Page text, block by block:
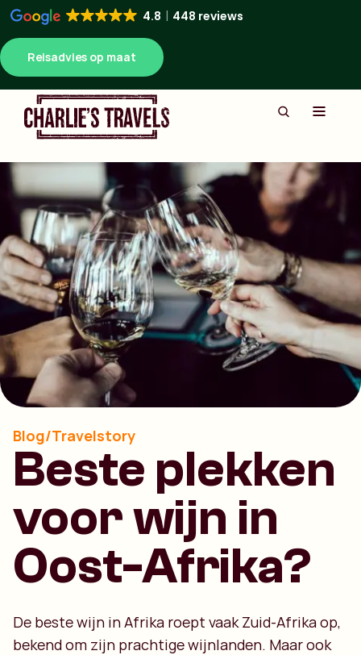
4.8 448 reviews
Reisadvies op maat
Blog/Travelstory
Beste plekken
voor wijn in
Oost-Afrika?
De beste wijn in Afrika roept vaak Zuid-Afrika op,
bekend om zijn prachtige wijnlanden. Maar ook